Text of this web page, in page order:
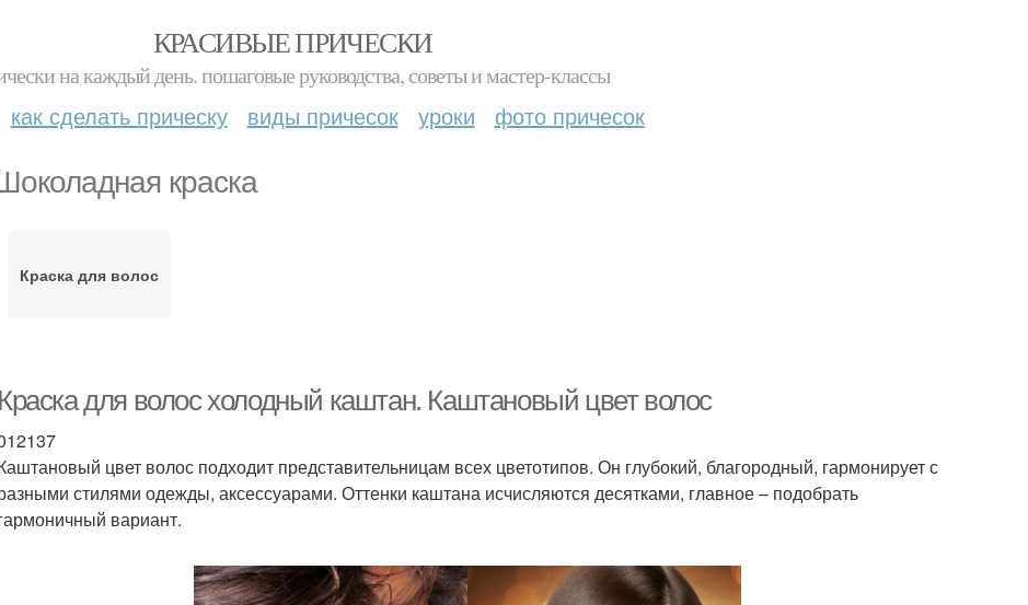
КРАСИВЫЕ ПРИЧЕСКИ
на каждый день. пошаговые руководства, советы и мастер-классы
как сделать прическу виды причесок уроки фото причесок
краска
Краска для волос
Краска для волос холодный каштан. Каштановый цвет волос
цвет волос подходит представительницам всех цветотипов. Он глубокий, благородный, гармонирует с
стилями одежды, аксессуарами. Оттенки каштана исчисляются десятками, главное – подобрать
вариант.